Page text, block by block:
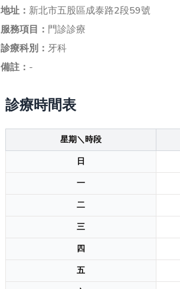
地址： 新北市五股區成泰路2段59號
服務項目： 門診診療
診療科別： 牙科
備註： -
診療時間表
星期＼時段
日
一
二
三
四
五